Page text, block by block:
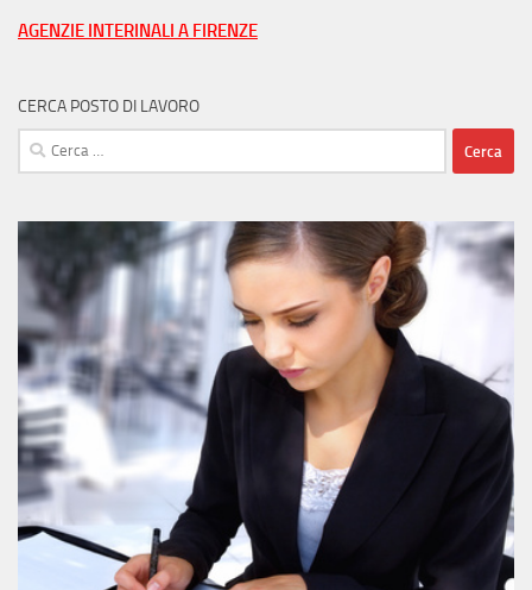
AGENZIE INTERINALI A FIRENZE
CERCA POSTO DI LAVORO
Ricerca
per: